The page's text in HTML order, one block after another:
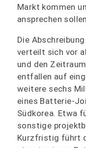
Markt kommen
ansprechen
Die
verteilt sich vor
und den
entfallen auf
weitere sechs
eines Batterie-
Südkorea. Etwa
sonstige
Kurzfristig führt